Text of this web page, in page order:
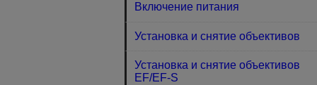
Включение питания
Установка и снятие объективов
Установка и снятие объективов
EF/EF-S